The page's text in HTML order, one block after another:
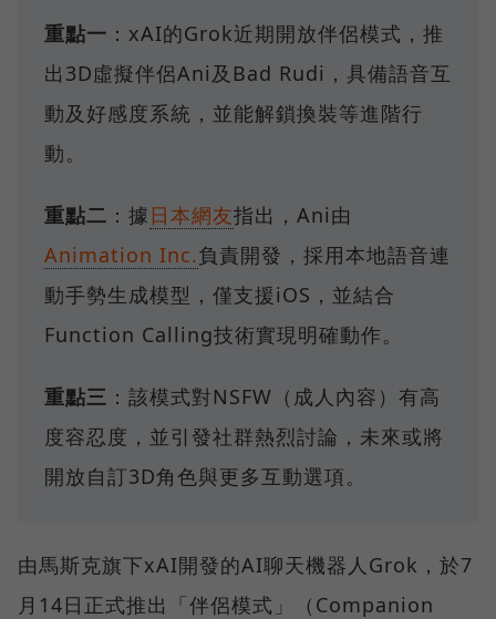
重點一 ：xAI的Grok近期開放伴侶模式，推
出3D虛擬伴侶Ani及Bad Rudi，具備語音互
動及好感度系統，並能解鎖換裝等進階行
動。
重點二 ：據 日本網友指出，Ani由
Animation Inc.負責開發，採用本地語音連
動手勢生成模型，僅支援iOS，並結合
Function Calling技術實現明確動作。
重點三 ：該模式對NSFW（成人內容）有高
度容忍度，並引發社群熱烈討論，未來或將
開放自訂3D角色與更多互動選項。
由馬斯克旗下xAI開發的AI聊天機器人Grok，於7
月14日正式推出「伴侶模式」（Companion